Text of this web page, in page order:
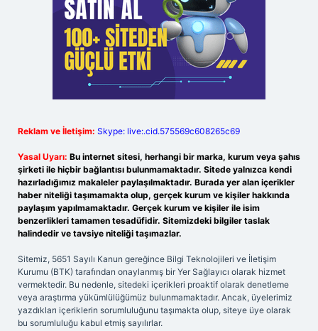
Reklam ve İletişim: Skype: live:.cid.575569c608265c69
Yasal Uyarı: Bu internet sitesi, herhangi bir marka, kurum veya şahıs
şirketi ile hiçbir bağlantısı bulunmamaktadır. Sitede yalnızca kendi
hazırladığımız makaleler paylaşılmaktadır. Burada yer alan içerikler
haber niteliği taşımamakta olup, gerçek kurum ve kişiler hakkında
paylaşım yapılmamaktadır. Gerçek kurum ve kişiler ile isim
benzerlikleri tamamen tesadüfidir. Sitemizdeki bilgiler taslak
halindedir ve tavsiye niteliği taşımazlar.
Sitemiz, 5651 Sayılı Kanun gereğince Bilgi Teknolojileri ve İletişim
Kurumu (BTK) tarafından onaylanmış bir Yer Sağlayıcı olarak hizmet
vermektedir. Bu nedenle, sitedeki içerikleri proaktif olarak denetleme
veya araştırma yükümlülüğümüz bulunmamaktadır. Ancak, üyelerimiz
yazdıkları içeriklerin sorumluluğunu taşımakta olup, siteye üye olarak
bu sorumluluğu kabul etmiş sayılırlar.